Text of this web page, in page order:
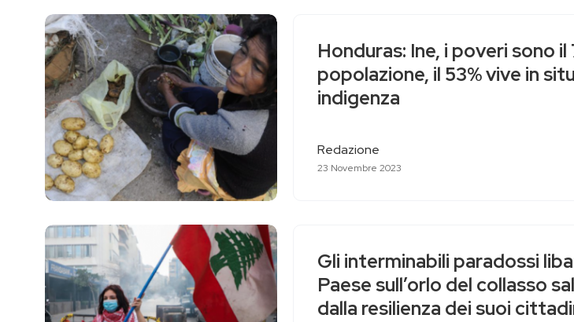
Honduras: Ine, i poveri sono il
popolazione, il 53% vive in
indigenza
Redazione
23 Novembre 2023
Gli interminabili paradossi
Paese sull’orlo del collasso
dalla resilienza dei suoi